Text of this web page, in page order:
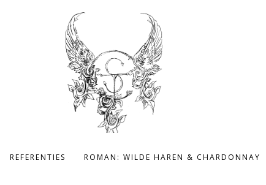
REFERENTIES ROMAN: WILDE HAREN & CHARDONNAY